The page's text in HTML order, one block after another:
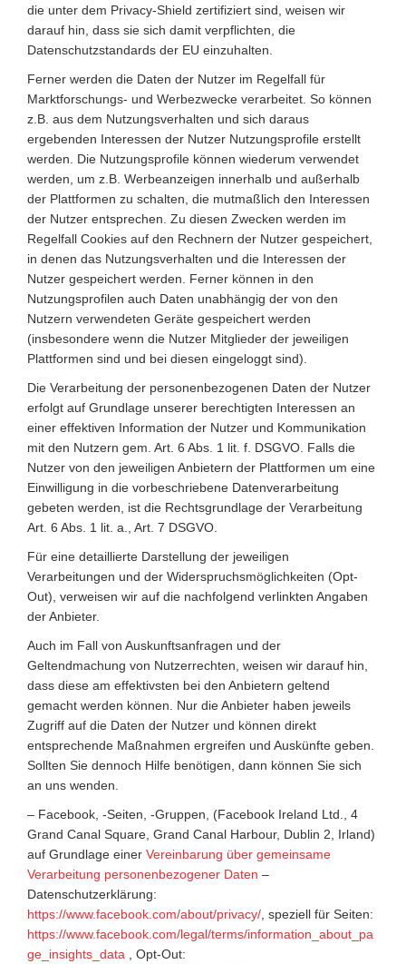
die unter dem Privacy-Shield zertifiziert sind, weisen wir
darauf hin, dass sie sich damit verpflichten, die
Datenschutzstandards der EU einzuhalten.
Ferner werden die Daten der Nutzer im Regelfall für
Marktforschungs- und Werbezwecke verarbeitet. So können
z.B. aus dem Nutzungsverhalten und sich daraus
ergebenden Interessen der Nutzer Nutzungsprofile erstellt
werden. Die Nutzungsprofile können wiederum verwendet
werden, um z.B. Werbeanzeigen innerhalb und außerhalb
der Plattformen zu schalten, die mutmaßlich den Interessen
der Nutzer entsprechen. Zu diesen Zwecken werden im
Regelfall Cookies auf den Rechnern der Nutzer gespeichert,
in denen das Nutzungsverhalten und die Interessen der
Nutzer gespeichert werden. Ferner können in den
Nutzungsprofilen auch Daten unabhängig der von den
Nutzern verwendeten Geräte gespeichert werden
(insbesondere wenn die Nutzer Mitglieder der jeweiligen
Plattformen sind und bei diesen eingeloggt sind).
Die Verarbeitung der personenbezogenen Daten der Nutzer
erfolgt auf Grundlage unserer berechtigten Interessen an
einer effektiven Information der Nutzer und Kommunikation
mit den Nutzern gem. Art. 6 Abs. 1 lit. f. DSGVO. Falls die
Nutzer von den jeweiligen Anbietern der Plattformen um eine
Einwilligung in die vorbeschriebene Datenverarbeitung
gebeten werden, ist die Rechtsgrundlage der Verarbeitung
Art. 6 Abs. 1 lit. a., Art. 7 DSGVO.
Für eine detaillierte Darstellung der jeweiligen
Verarbeitungen und der Widerspruchsmöglichkeiten (Opt-
Out), verweisen wir auf die nachfolgend verlinkten Angaben
der Anbieter.
Auch im Fall von Auskunftsanfragen und der
Geltendmachung von Nutzerrechten, weisen wir darauf hin,
dass diese am effektivsten bei den Anbietern geltend
gemacht werden können. Nur die Anbieter haben jeweils
Zugriff auf die Daten der Nutzer und können direkt
entsprechende Maßnahmen ergreifen und Auskünfte geben.
Sollten Sie dennoch Hilfe benötigen, dann können Sie sich
an uns wenden.
– Facebook, -Seiten, -Gruppen, (Facebook Ireland Ltd., 4
Grand Canal Square, Grand Canal Harbour, Dublin 2, Irland)
auf Grundlage einer Vereinbarung über gemeinsame
Verarbeitung personenbezogener Daten –
Datenschutzerklärung:
https://www.facebook.com/about/privacy/, speziell für Seiten:
https://www.facebook.com/legal/terms/information_about_pa
ge_insights_data , Opt-Out: